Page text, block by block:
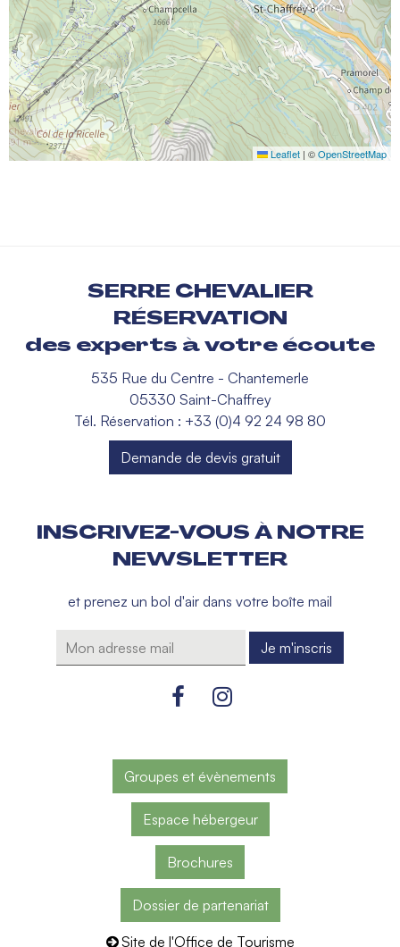
Leaflet | ©OpenStreetMap
SERRE CHEVALIER
RÉSERVATION
des experts à votre écoute
535 Rue du Centre - Chantemerle
05330 Saint-Chaffrey
Tél. Réservation : +33 (0)4 92 24 98 80
Demande de devis gratuit
INSCRIVEZ-VOUS À NOTRE
NEWSLETTER
et prenez un bol d'air dans votre boîte mail
Groupes et évènements
Espace hébergeur
Brochures
Dossier de partenariat
Site de l'Office de Tourisme